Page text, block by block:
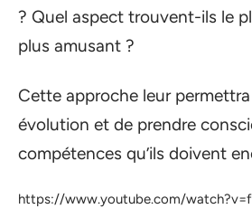
? Quel aspect trouvent-ils le
plus amusant ?
Cette approche leur
évolution et de prendre
compétences qu’ils doivent
https://www.youtube.com/